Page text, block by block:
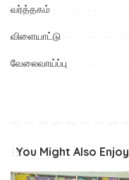
வர்த்தகம்
விளையாட்டு
வேலைவாய்ப்பு
You Might Also Enjoy